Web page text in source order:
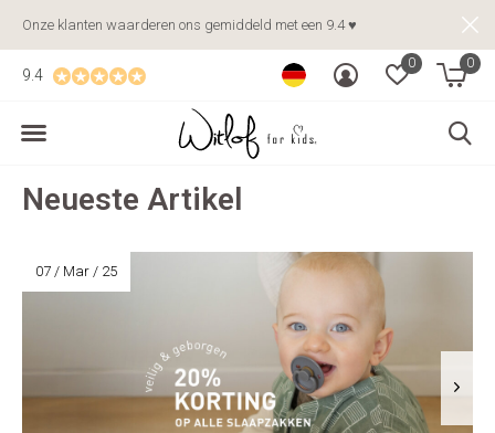
0 0
9.4
Onze klanten waarderen ons gemiddeld met een 9.4 ♥
Neueste Artikel
07 / Mar / 25